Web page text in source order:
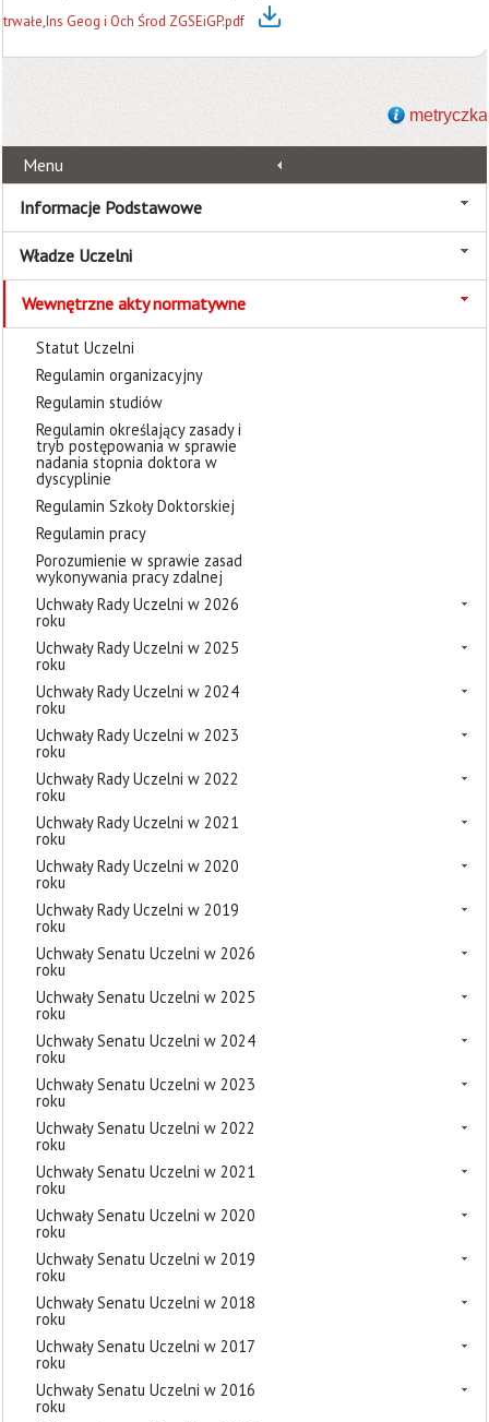
trwałe,Ins Geog i Och Środ ZGSEiGP.pdf
metryczka
Menu
Informacje Podstawowe
Władze Uczelni
Wewnętrzne akty normatywne
Statut Uczelni
Regulamin organizacyjny
Regulamin studiów
Regulamin określający zasady i
tryb postępowania w sprawie
nadania stopnia doktora w
dyscyplinie
Regulamin Szkoły Doktorskiej
Regulamin pracy
Porozumienie w sprawie zasad
wykonywania pracy zdalnej
Uchwały Rady Uczelni w 2026
roku
Uchwały Rady Uczelni w 2025
roku
Uchwały Rady Uczelni w 2024
roku
Uchwały Rady Uczelni w 2023
roku
Uchwały Rady Uczelni w 2022
roku
Uchwały Rady Uczelni w 2021
roku
Uchwały Rady Uczelni w 2020
roku
Uchwały Rady Uczelni w 2019
roku
Uchwały Senatu Uczelni w 2026
roku
Uchwały Senatu Uczelni w 2025
roku
Uchwały Senatu Uczelni w 2024
roku
Uchwały Senatu Uczelni w 2023
roku
Uchwały Senatu Uczelni w 2022
roku
Uchwały Senatu Uczelni w 2021
roku
Uchwały Senatu Uczelni w 2020
roku
Uchwały Senatu Uczelni w 2019
roku
Uchwały Senatu Uczelni w 2018
roku
Uchwały Senatu Uczelni w 2017
roku
Uchwały Senatu Uczelni w 2016
roku